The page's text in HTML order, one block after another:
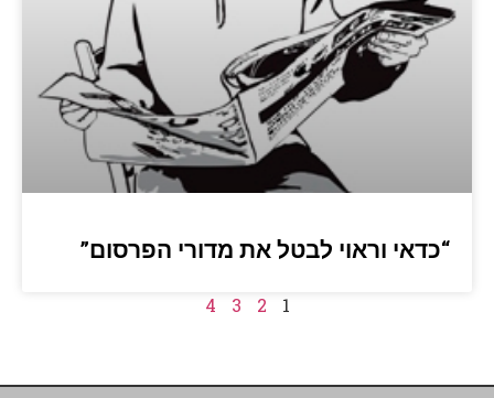
“כדאי וראוי לבטל את מדורי הפרסום”
1
2
3
4